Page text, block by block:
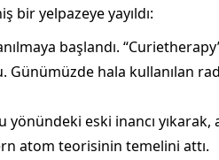
bir yelpazeye yayıldı:
başlandı.
hala kullanılan
eski inancı
atom teorisinin temelini attı.